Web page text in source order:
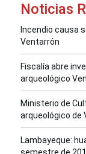
Noticias
Incendio causa
Ventarrón
Fiscalía abre
arqueológico
Ministerio de
arqueológico de
Lambayeque: